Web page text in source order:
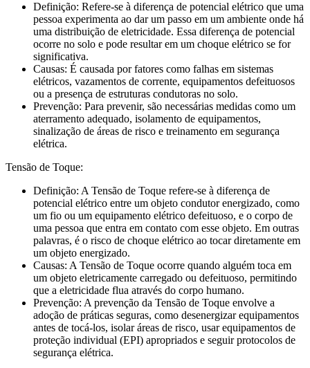
Definição: Refere-se à diferença de potencial elétrico que uma
pessoa experimenta ao dar um passo em um ambiente onde há
uma distribuição de eletricidade. Essa diferença de potencial
ocorre no solo e pode resultar em um choque elétrico se for
significativa.
Causas: É causada por fatores como falhas em sistemas
elétricos, vazamentos de corrente, equipamentos defeituosos
ou a presença de estruturas condutoras no solo.
Prevenção: Para prevenir, são necessárias medidas como um
aterramento adequado, isolamento de equipamentos,
sinalização de áreas de risco e treinamento em segurança
elétrica.
Tensão de Toque:
Definição: A Tensão de Toque refere-se à diferença de
potencial elétrico entre um objeto condutor energizado, como
um fio ou um equipamento elétrico defeituoso, e o corpo de
uma pessoa que entra em contato com esse objeto. Em outras
palavras, é o risco de choque elétrico ao tocar diretamente em
um objeto energizado.
Causas: A Tensão de Toque ocorre quando alguém toca em
um objeto eletricamente carregado ou defeituoso, permitindo
que a eletricidade flua através do corpo humano.
Prevenção: A prevenção da Tensão de Toque envolve a
adoção de práticas seguras, como desenergizar equipamentos
antes de tocá-los, isolar áreas de risco, usar equipamentos de
proteção individual (EPI) apropriados e seguir protocolos de
segurança elétrica.